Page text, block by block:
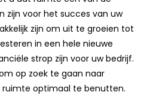
zijn voor het succes van uw
zijn om uit te groeien tot
in een hele nieuwe
strop zijn voor uw bedrijf.
op zoek te gaan naar
optimaal te benutten.